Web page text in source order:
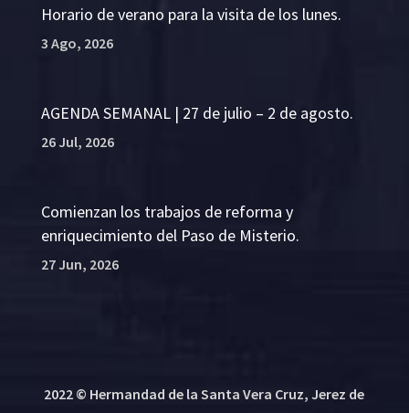
Horario de verano para la visita de los lunes.
3 Ago, 2026
AGENDA SEMANAL | 27 de julio – 2 de agosto.
26 Jul, 2026
Comienzan los trabajos de reforma y
enriquecimiento del Paso de Misterio.
27 Jun, 2026
2022 © Hermandad de la Santa Vera Cruz, Jerez de